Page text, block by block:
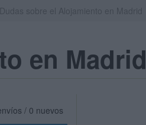
en Madrid
/ 0 nuevos